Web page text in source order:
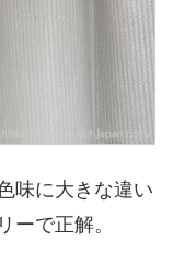
味に大きな違い
ーで正解。